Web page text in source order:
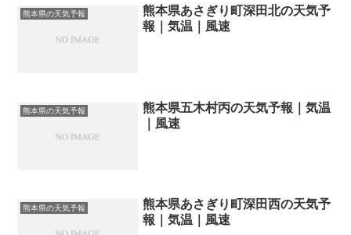
熊本県の天気予報
熊本県あさぎり町深田北の天気予
報｜気温｜風速
熊本県の天気予報
熊本県五木村丙の天気予報｜気温
｜風速
熊本県の天気予報
熊本県あさぎり町深田西の天気予
報｜気温｜風速